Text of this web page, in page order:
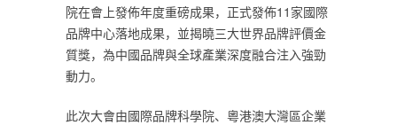
院在會上發佈年度重磅成果，正式發佈11家國際
品牌中心落地成果，並揭曉三大世界品牌評價金
質獎，為中國品牌與全球產業深度融合注入強勁
動力。
此次大會由國際品牌科學院、粵港澳大灣區企業